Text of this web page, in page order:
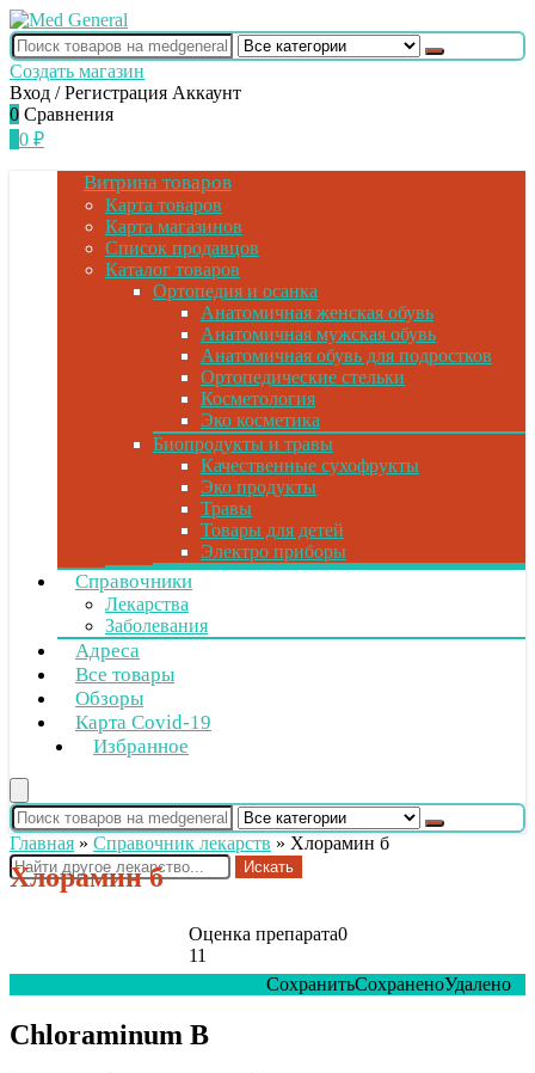
Создать магазин
Вход / Регистрация Аккаунт
0 Сравнения
0 ₽
Витрина товаров
Карта товаров
Карта магазинов
Список продавцов
Каталог товаров
Ортопедия и осанка
Анатомичная женская обувь
Анатомичная мужская обувь
Анатомичная обувь для подростков
Ортопедические стельки
Косметология
Эко косметика
Биопродукты и травы
Качественные сухофрукты
Эко продукты
Травы
Товары для детей
Электро приборы
Справочники
Лекарства
Заболевания
Адреса
Все товары
Обзоры
Карта Covid-19
Избранное
Главная » Справочник лекарств » Хлорамин б
Искать
Хлорамин б
Оценка препарата0
11
СохранитьСохраненоУдалено
Chloraminum B